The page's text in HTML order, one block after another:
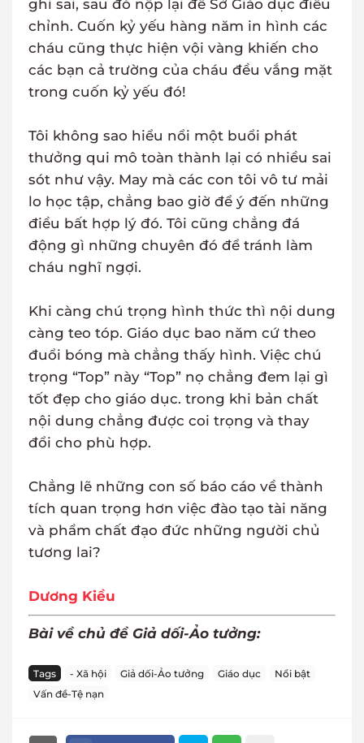
ghi sai, sau đó nộp lại để Sở Giáo dục điều
chỉnh. Cuốn kỷ yếu hàng năm in hình các
cháu cũng thực hiện vội vàng khiến cho
các bạn cả trường của cháu đều vắng mặt
trong cuốn kỷ yếu đó!
Tôi không sao hiểu nổi một buổi phát
thưởng qui mô toàn thành lại có nhiều sai
sót như vậy. May mà các con tôi vô tư mải
lo học tập, chẳng bao giờ để ý đến những
điều bất hợp lý đó. Tôi cũng chẳng đá
động gì những chuyên đó để tránh làm
cháu nghĩ ngợi.
Khi càng chú trọng hình thức thì nội dung
càng teo tóp. Giáo dục bao năm cứ theo
đuổi bóng mà chẳng thấy hình. Việc chú
trọng “Top” này “Top” nọ chẳng đem lại gì
tốt đẹp cho giáo dục. trong khi bản chất
nội dung chẳng được coi trọng và thay
đổi cho phù hợp.
Chẳng lẽ những con số báo cáo về thành
tích quan trọng hơn việc đào tạo tài năng
và phẩm chất đạo đức những người chủ
tương lai?
Dương Kiều
Bài về chủ đề Giả dối-Ảo tưởng:
Tags - Xã hội Giả dối-Ảo tưởng Giáo dục
Nổi bật
Vấn đề-Tệ nạn